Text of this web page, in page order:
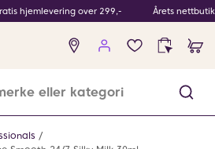
hjemlevering over 299,- Årets
Ingen
produkter